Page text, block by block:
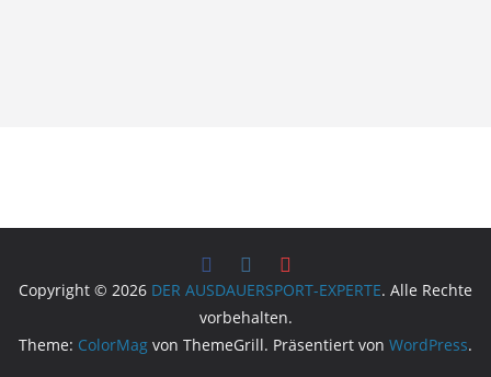
Copyright © 2026 DER AUSDAUERSPORT-EXPERTE. Alle Rechte
vorbehalten.
Theme: ColorMag von ThemeGrill. Präsentiert von WordPress.